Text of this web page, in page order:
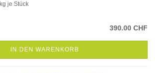
kg je Stück
390.00 CHF
IN DEN WARENKORB